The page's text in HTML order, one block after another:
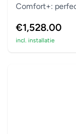
Comfort+:
€1,528.00
incl. installatie